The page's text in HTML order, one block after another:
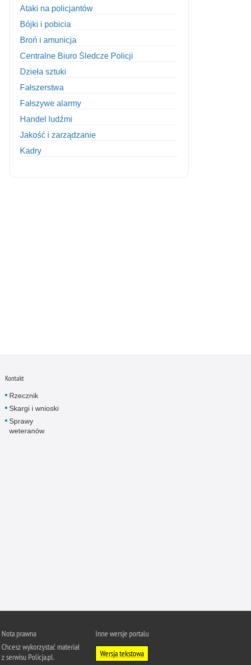
Ataki na policjantów
Bójki i pobicia
Broń i amunicja
Centralne Biuro Śledcze Policji
Dzieła sztuki
Fałszerstwa
Fałszywe alarmy
Handel ludźmi
Jakość i zarządzanie
Kadry
Niszczenie mienia
Nowoczesne technologie w pracy Policji
Odpowiedzialność majątkowa Policji
Porwania
Prawa człowieka
Kontakt
Rzecznik
Skargi i wnioski
Sprawy
weteranów
Nota prawna
Chcesz wykorzystać materiał
z serwisu Policja.pl.
Inne wersje portalu
Wersja tekstowa